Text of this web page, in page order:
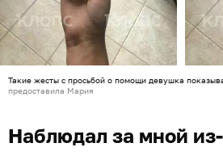
Такие жесты с просьбой о помощи девушка
предоставила Мария
Наблюдал за мной из-